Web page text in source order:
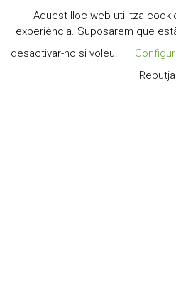
Aquest lloc web utilitza
experiència. Suposarem que
desactivar-ho si voleu.